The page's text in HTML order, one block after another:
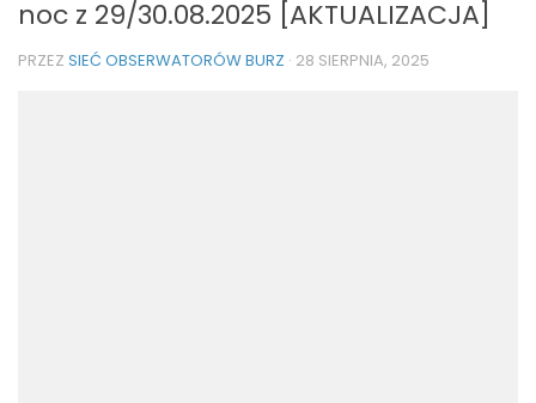
noc z 29/30.08.2025 [AKTUALIZACJA]
PRZEZ SIEĆ OBSERWATORÓW BURZ · 28 SIERPNIA, 2025